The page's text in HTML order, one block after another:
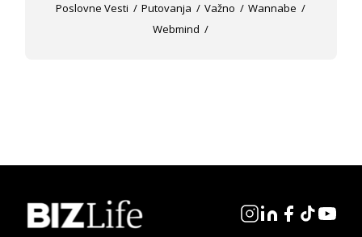
Poslovne Vesti
Putovanja Važno
Wannabe
Webmind